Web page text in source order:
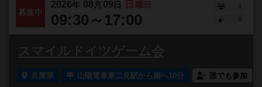
募集中
2026年 08 月 09 日 日 曜日
09:30～17:00
1
スマイルドイツゲーム会
兵庫県 山陽電車東二見駅から南へ10分 誰でも参加